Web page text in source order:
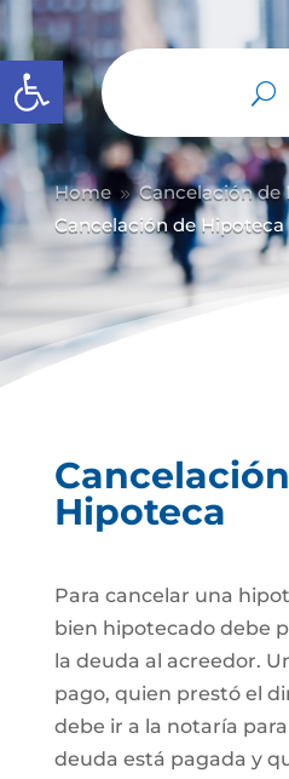
Abrir barra de herramientas
Home 9 Cancelación de
Cancelación de Hipoteca
Hipoteca
Para cancelar una
bien hipotecado debe
la deuda al acreedor.
pago, quien prestó el
debe ir a la notaría
deuda está pagada y